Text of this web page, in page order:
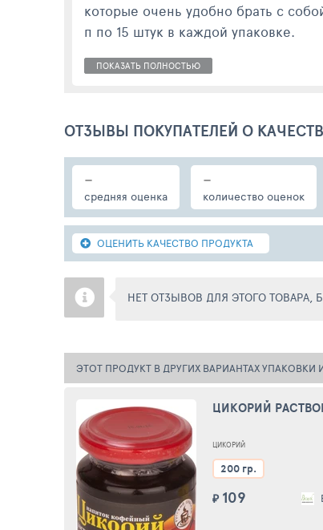
которые очень удобно брать с
п по 15 штук в каждой упаковке.
ПОКАЗАТЬ ПОЛНОСТЬЮ
ОТЗЫВЫ ПОКУПАТЕЛЕЙ О
-
средняя оценка
-
количество оценок
ОЦЕНИТЬ КАЧЕСТВО ПРОДУКТА
НЕТ ОТЗЫВОВ ДЛЯ ЭТОГО ТОВАРА,
ЭТОТ ПРОДУКТ В ДРУГИХ ВАРИАНТАХ УПАКОВКИ
ЦИКОРИЙ
ЦИКОРИЙ
200 гр.
₽ 109